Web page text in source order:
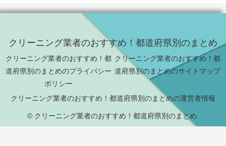
クリーニング業者のおすすめ！都道府県別のまとめ
クリーニング業者のおすすめ！都
道府県別のまとめのプライバシー
ポリシー
クリーニング業者のおすすめ！都
道府県別のまとめのサイトマップ
クリーニング業者のおすすめ！都道府県別のまとめの運営者情報
© クリーニング業者のおすすめ！都道府県別のまとめ.